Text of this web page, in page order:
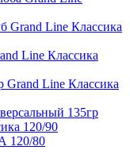
Grand Line Классика
Line Классика
Grand Line Классика
135гр
120/90
120/80